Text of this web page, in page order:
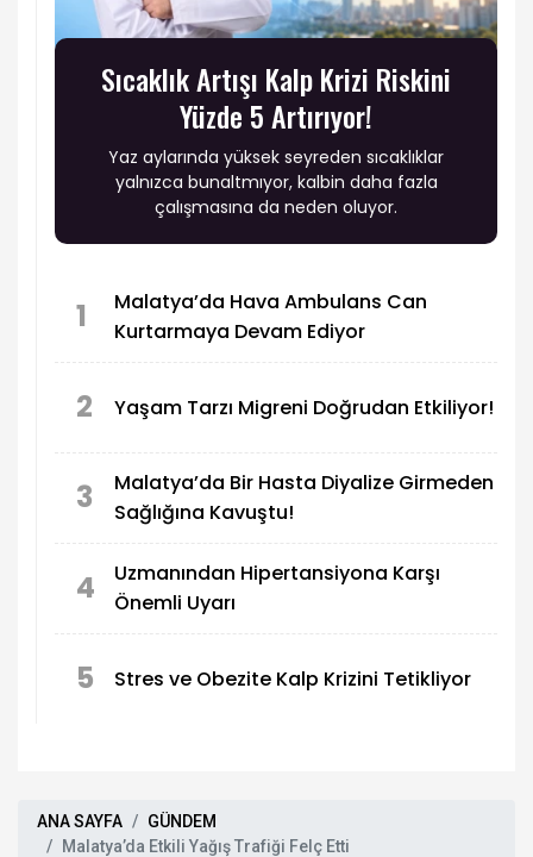
Sıcaklık Artışı Kalp Krizi Riskini
Yüzde 5 Artırıyor!
Yaz aylarında yüksek seyreden sıcaklıklar
yalnızca bunaltmıyor, kalbin daha fazla
çalışmasına da neden oluyor.
1
Malatya’da Hava Ambulans Can
Kurtarmaya Devam Ediyor
2 Yaşam Tarzı Migreni Doğrudan Etkiliyor!
3
Malatya’da Bir Hasta Diyalize Girmeden
Sağlığına Kavuştu!
4
Uzmanından Hipertansiyona Karşı
Önemli Uyarı
5 Stres ve Obezite Kalp Krizini Tetikliyor
ANA SAYFA
GÜNDEM
Malatya’da Etkili Yağış Trafiği Felç Etti